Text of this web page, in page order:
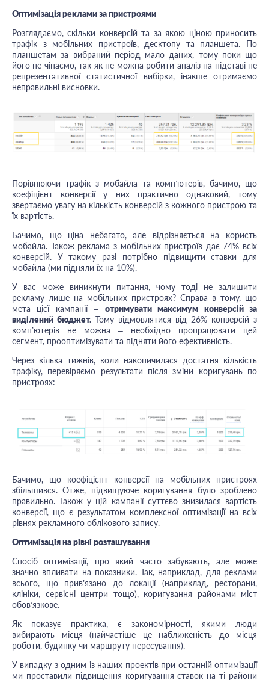
Оптимізація реклами за пристроями
Розглядаємо, скільки конверсій та за якою ціною приносить
трафік з мобільних пристроїв, десктопу та планшета. По
планшетам за вибраний період мало даних, тому поки що
його не чіпаємо, так як не можна робити аналіз на підставі не
репрезентативної статистичної вибірки, інакше отримаємо
неправильні висновки.
Порівнюючи трафік з мобайла та комп’ютерів, бачимо, що
коефіцієнт конверсії у них практично однаковий, тому
звертаємо увагу на кількість конверсій з кожного пристрою та
їх вартість.
Бачимо, що ціна небагато, але відрізняється на користь
мобайла. Також реклама з мобільних пристроїв дає 74% всіх
конверсій. У такому разі потрібно підвищити ставки для
мобайла (ми підняли їх на 10%).
У вас може виникнути питання, чому тоді не залишити
рекламу лише на мобільних пристроях? Справа в тому, що
мета цієї кампанії – отримувати максимум конверсій за
виділений бюджет. Тому відмовлятися від 26% конверсій з
комп’ютерів не можна – необхідно пропрацювати цей
сегмент, прооптимізувати та підняти його ефективність.
Через кілька тижнів, коли накопичилася достатня кількість
трафіку, перевіряємо результати після зміни коригувань по
пристроях:
Бачимо, що коефіцієнт конверсії на мобільних пристроях
збільшився. Отже, підвищуюче коригування було зроблено
правильно. Також у цій кампанії суттєво знизилася вартість
конверсії, що є результатом комплексної оптимізації на всіх
рівнях рекламного облікового запису.
Оптимізація на рівні розташування
Спосіб оптимізації, про який часто забувають, але може
значно впливати на показники. Так, наприклад, для реклами
всього, що прив’язано до локації (наприклад, ресторани,
клініки, сервісні центри тощо), коригування районами міст
обов’язкове.
Як показує практика, є закономірності, якими люди
вибирають місця (найчастіше це наближеність до місця
роботи, будинку чи маршруту пересування).
У випадку з одним із наших проектів при останній оптимізації
ми проставили підвищення коригування ставок на ті райони